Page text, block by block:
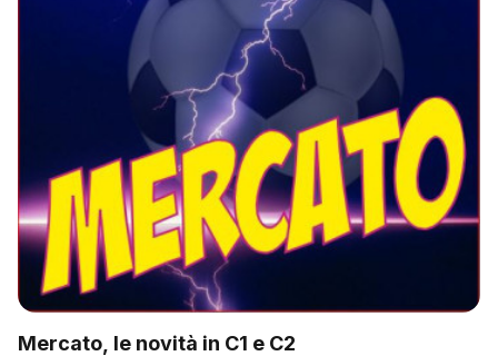
Mercato, le novità in C1 e C2